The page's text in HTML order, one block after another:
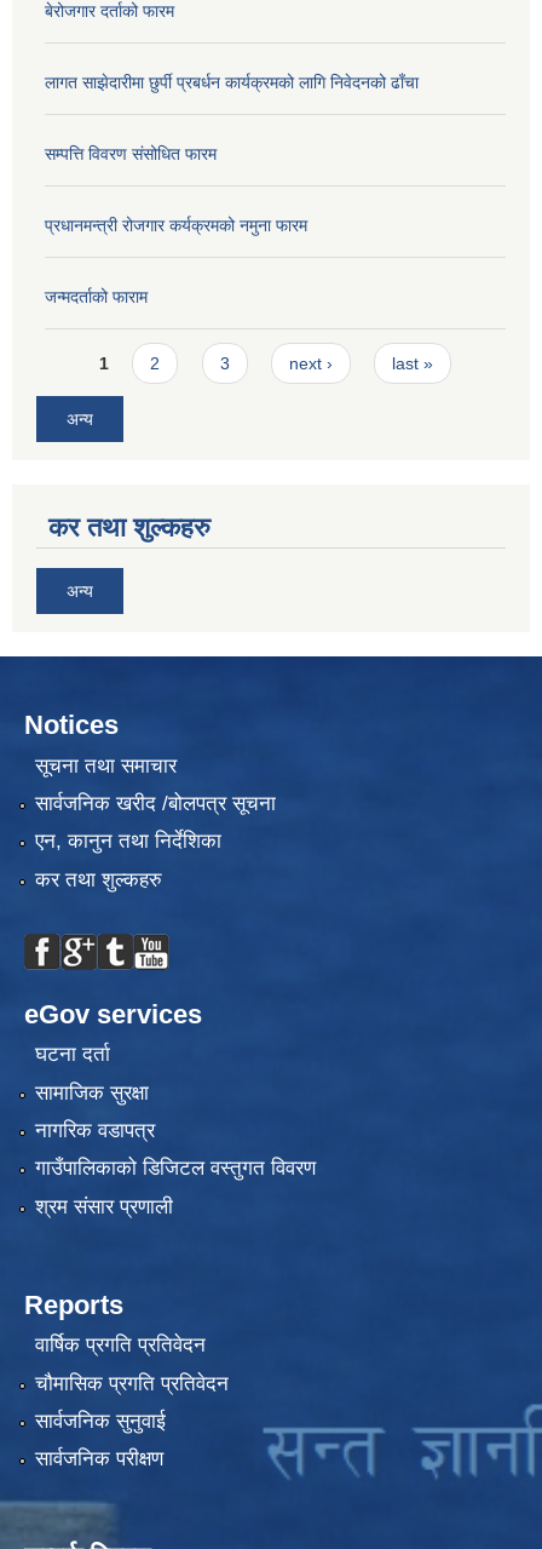
बेरोजगार दर्ताको फारम
लागत साझेदारीमा छुर्पी प्रबर्धन कार्यक्रमको लागि निवेदनको ढाँचा
सम्पत्ति विवरण संसोधित फारम
प्रधानमन्त्री रोजगार कर्यक्रमको नमुना फारम
जन्मदर्ताको फाराम
Pages
1 2 3 next › last »
अन्य
कर तथा शुल्कहरु
अन्य
Notices
सूचना तथा समाचार
सार्वजनिक खरीद /बोलपत्र सूचना
एन, कानुन तथा निर्देशिका
कर तथा शुल्कहरु
eGov services
घटना दर्ता
सामाजिक सुरक्षा
नागरिक वडापत्र
गाउँपालिकाको डिजिटल वस्तुगत विवरण
श्रम संसार प्रणाली
Reports
वार्षिक प्रगति प्रतिवेदन
चौमासिक प्रगति प्रतिवेदन
सार्वजनिक सुनुवाई
सार्वजनिक परीक्षण